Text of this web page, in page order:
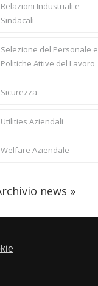
Relazioni Industriali e
Sindacali
Selezione del Personale e
Politiche Attive del Lavoro
Sicurezza
Utilities Aziendali
Welfare Aziendale
news »